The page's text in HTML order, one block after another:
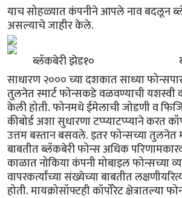
याच सोहळ्यात कंपनीने आपले नाव बदलून
असल्याचे जाहीर केले.
ब्लॅकबेरी झेड१०
साधारण २००० च्या दशकात साध्या
तुलनेत स्मार्ट फोन्सकडे वळवण्याची यशस्वी
केली होती. फोनमधे ईमेलाची जोडणी व
कीबोर्ड अशा सुधारणा टप्प्याटप्प्याने करत
उत्तम बस्तान बसवले. इतर फोन्सच्या तुलनेत
बाबतीत ब्लॅकबेरी फोन्स अधिक
काळात नोकिया कंपनी मोबाइल फोन्सच्या
वापरकर्त्यांच्या संख्येच्या बाबतीत
होती. मायक्रोसॉफ्टही कॉर्पोरेट क्षेत्रातल्या